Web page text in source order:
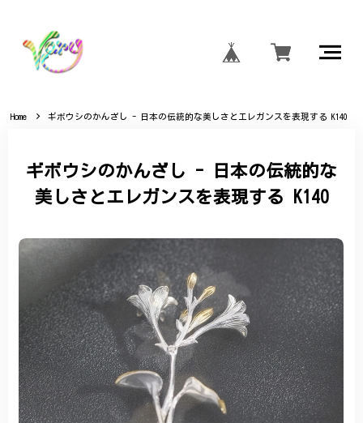
Home ギボウシのかんざし - 日本の伝統的な美しさとエレガンスを表現する K140
ギボウシのかんざし - 日本の伝統的な
美しさとエレガンスを表現する K140